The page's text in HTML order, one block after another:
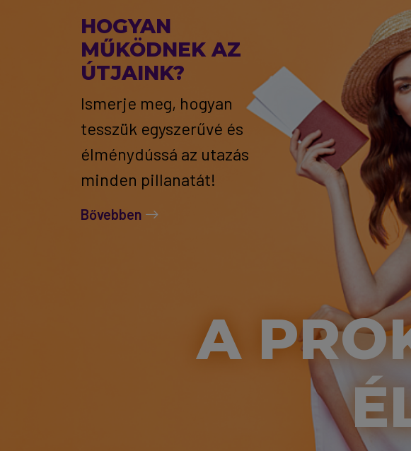
HOGYAN
MŰKÖDNEK AZ
ÚTJAINK?
Ismerje meg, hogyan
tesszük egyszerűvé és
élménydússá az utazás
minden pillanatát!
Bővebben
A